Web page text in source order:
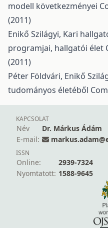
modell következményei
(2011)
Enikő Szilágyi, Kari
programjai, hallgatói élet
(2011)
Péter Földvári, Enikő
tudományos életéből
KAPCSOLAT
Név
Dr. Márkus Ádám
E-mail:
ISSN
Online:
2939-7324
Nyomtatott: 1588-9645